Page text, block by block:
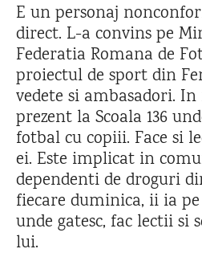
E un personaj
direct. L-a convins pe
Federatia Romana de
proiectul de sport din
vedete si ambasadori.
prezent la Scoala 136
fotbal cu copiii. Face si
ei. Este implicat in
dependenti de droguri
fiecare duminica, ii ia
unde gatesc, fac lectii si
lui.